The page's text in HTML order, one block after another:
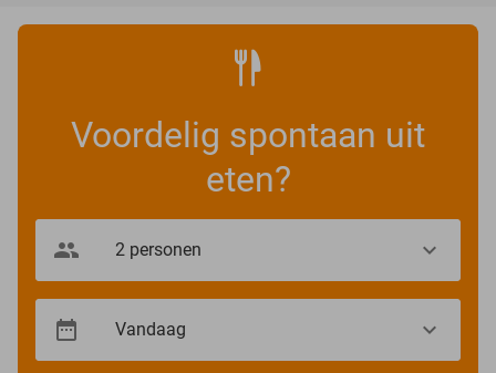
Voordelig spontaan uit
eten?